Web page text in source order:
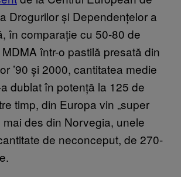
Drogurilor și Dependențelor a
în comparație cu 50-80 de
într-o pastilă presată din
’90 și 2000, cantitatea medie
dublat în potență la 125 de
timp, din Europa vin „super
mai des din Norvegia, unele
de neconceput, de 270-